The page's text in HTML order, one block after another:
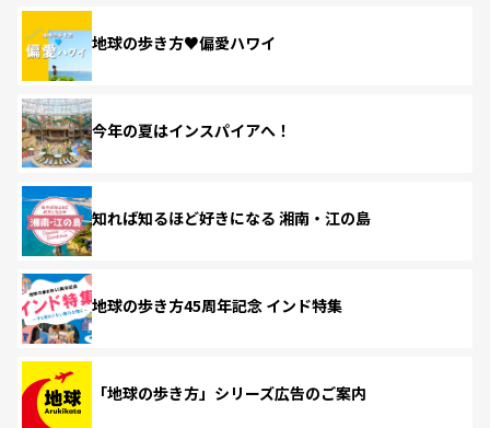
地球の歩き方♥偏愛ハワイ
今年の夏はインスパイアへ！
知れば知るほど好きになる 湘南・江の島
地球の歩き方45周年記念 インド特集
「地球の歩き方」シリーズ広告のご案内